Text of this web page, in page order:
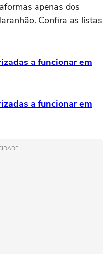
apenas dos
Confira as listas
a funcionar em
a funcionar em